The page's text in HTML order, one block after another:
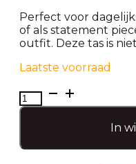
Perfect voor
of als statement
outfit. Deze tas is
Laatste voorraad
Luxe
studs
In